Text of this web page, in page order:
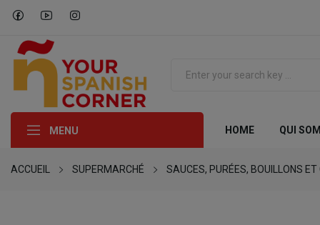
MENU HOME QUI
ACCUEIL SUPERMARCHÉ SAUCES, PURÉES, BOUILLONS